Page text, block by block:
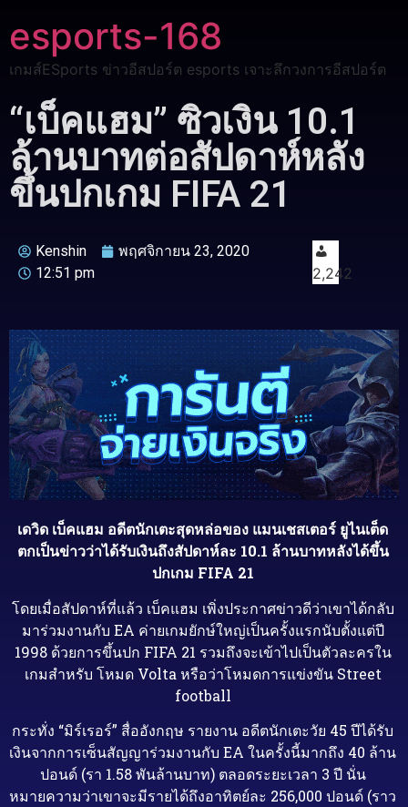
esports-168
เกมส์ESports ข่าวอีสปอร์ต esports เจาะลึกวงการอีสปอร์ต
“เบ็คแฮม” ซิวเงิน 10.1
ล้านบาทต่อสัปดาห์หลัง
ขึ้นปกเกม FIFA 21
Kenshin
พฤศจิกายน 23, 2020
12:51 pm
2,242
เดวิด เบ็คแฮม อดีตนักเตะสุดหล่อของ แมนเชสเตอร์ ยูไนเต็ด
ตกเป็นข่าวว่าได้รับเงินถึงสัปดาห์ละ 10.1 ล้านบาทหลังได้ขึ้น
ปกเกม FIFA 21
โดยเมื่อสัปดาห์ที่แล้ว เบ็คแฮม เพิ่งประกาศข่าวดีว่าเขาได้กลับ
มาร่วมงานกับ EA ค่ายเกมยักษ์ใหญ่เป็นครั้งแรกนับตั้งแต่ปี
1998 ด้วยการขึ้นปก FIFA 21 รวมถึงจะเข้าไปเป็นตัวละครใน
เกมสำหรับ โหมด Volta หรือว่าโหมดการแข่งขัน Street
football
กระทั่ง “มิร์เรอร์” สื่ออังกฤษ รายงาน อดีตนักเตะวัย 45 ปีได้รับ
เงินจากการเซ็นสัญญาร่วมงานกับ EA ในครั้งนี้มากถึง 40 ล้าน
ปอนด์ (รา 1.58 พันล้านบาท) ตลอดระยะเวลา 3 ปี นั่น
หมายความว่าเขาจะมีรายได้ถึงอาทิตย์ละ 256,000 ปอนด์ (ราว